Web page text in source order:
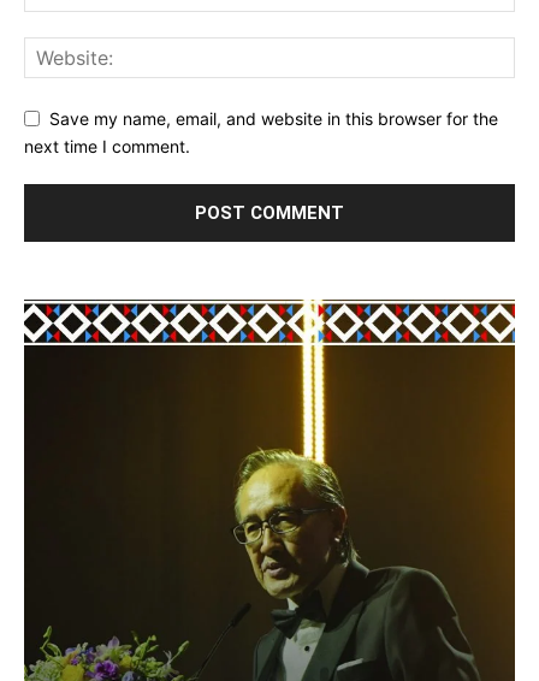
Save my name, email, and website in this browser for the
next time I comment.